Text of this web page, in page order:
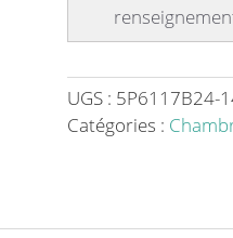
L
6117
x
UGS : 5P6117B24-
Catégories :